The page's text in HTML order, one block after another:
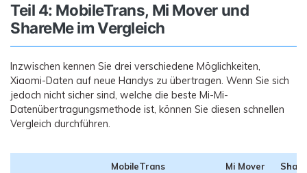
Teil 4: MobileTrans, Mi Mover und
ShareMe im Vergleich
Inzwischen kennen Sie drei verschiedene Möglichkeiten,
Xiaomi-Daten auf neue Handys zu übertragen. Wenn Sie sich
jedoch nicht sicher sind, welche die beste Mi-Mi-
Datenübertragungsmethode ist, können Sie diesen schnellen
Vergleich durchführen.
MobileTrans Mi Mover